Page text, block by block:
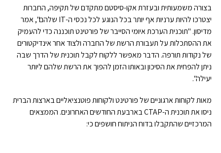
בצורה משמעותית ובעזרת אקו-סיסטם מתקדם של תקיפה, החברות
יצטרכו להיות ערניות אף יותר בכל הנוגע לכל נכסי ה-IT שלהם", אמר
מדיסון. "תוכנית הערכת איומי הסייבר של פורטינט תוכננה כדי להעמיק
את ההסתכלות על תעבורת הרשת של החברה ולצוד אחר אינדיקטורים
של נקודות תורפה. הדבר מאפשר ללקוח לקבל תוכנית של הדרך שבה
ניתן להפחית את הסיכון ובאותו הזמן להפוך את הרשת שלהם ליותר
יעילה".
מאות לקוחות ארגוניים של פורטינט ולקוחות פוטנציאליים בארצות הברית
ניסו את תוכנית ה-CTAP בארבעת החודשים האחרונים. הממצאים
המרכזיים שהתקבלו בדוח הניתוח חושפים כי: